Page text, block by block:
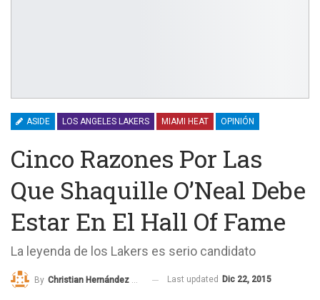
ASIDE LOS ANGELES LAKERS MIAMI HEAT OPINIÓN
Cinco Razones Por Las
Que Shaquille O’Neal Debe
Estar En El Hall Of Fame
La leyenda de los Lakers es serio candidato
By Christian Hernández Cava Last updated Dic 22, 2015